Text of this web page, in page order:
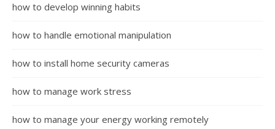
how to develop winning habits
how to handle emotional manipulation
how to install home security cameras
how to manage work stress
how to manage your energy working remotely